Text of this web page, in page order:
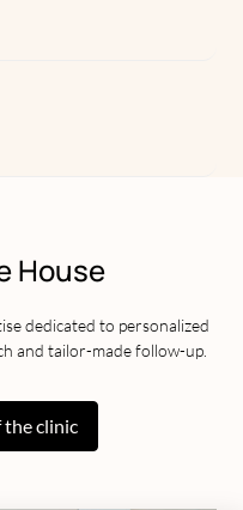
House
dedicated to personalized
and tailor-made follow-up.
clinic